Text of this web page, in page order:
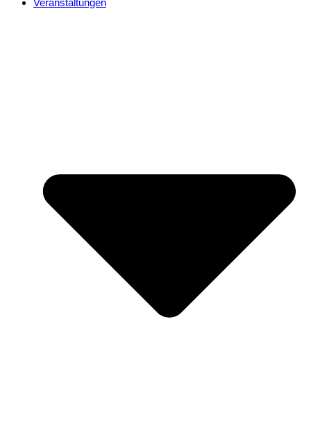
Veranstaltungen